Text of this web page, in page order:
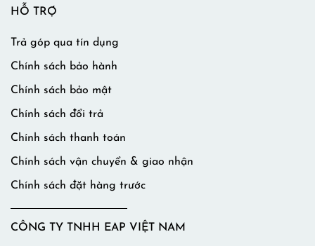
HỖ TRỢ
Trả góp qua tín dụng
Chính sách bảo hành
Chính sách bảo mật
Chính sách đổi trả
Chính sách thanh toán
Chính sách vận chuyển & giao nhận
Chính sách đặt hàng trước
CÔNG TY TNHH EAP VIỆT NAM